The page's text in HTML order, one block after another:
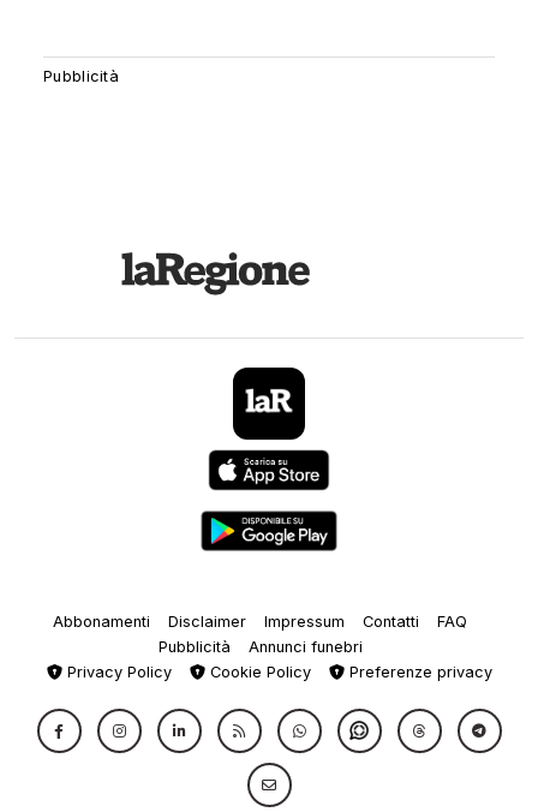
Abbonamenti Disclaimer Impressum Contatti
FAQ
Pubblicità
Annunci funebri
Privacy Policy
Cookie Policy Preferenze privacy